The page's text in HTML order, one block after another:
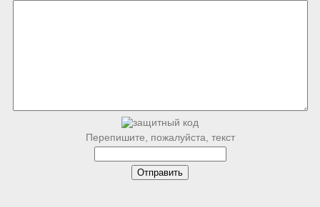
Перепишите, пожалуйста, текст